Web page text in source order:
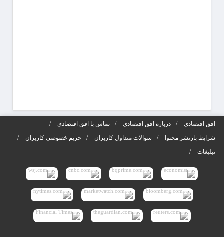
افق اقتصادی درباره افق اقتصادی
تماس با افق اقتصادی
شرایط بازنشر محتوا
سوالات متداول کاربران
حریم خصوصی کاربران
تبلیغات